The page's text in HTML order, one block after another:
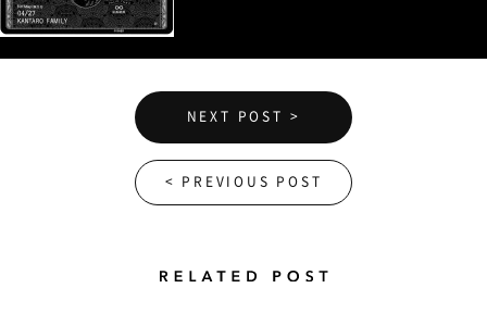
NEXT POST >
< PREVIOUS POST